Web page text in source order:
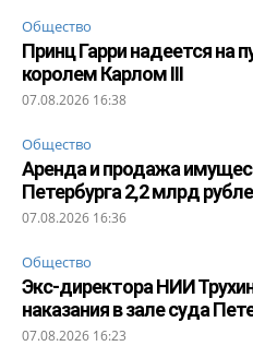
Общество
Принц Гарри надеется на
королем Карлом III
07.08.2026 16:38
Общество
Аренда и продажа
Петербурга 2,2 млрд
07.08.2026 16:36
Общество
Экс-директора НИИ
наказания в зале суда
07.08.2026 16:23